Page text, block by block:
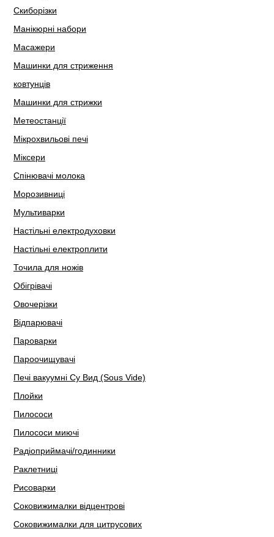
Скиборізки
Манікюрні набори
Масажери
Машинки для стриження
ковтунців
Машинки для стрижки
Метеостанції
Мікрохвильові печі
Міксери
Спінювачі молока
Морозивниці
Мультиварки
Настільні електродуховки
Настільні електроплити
Точила для ножів
Обігрівачі
Овочерізки
Відпарювачі
Пароварки
Пароочищувачі
Печі вакуумні Су Вид (Sous Vide)
Плойки
Пилососи
Пилососи миючі
Радіоприймачі/годинники
Раклетниці
Рисоварки
Соковижималки відцентрові
Соковижималки для цитрусових